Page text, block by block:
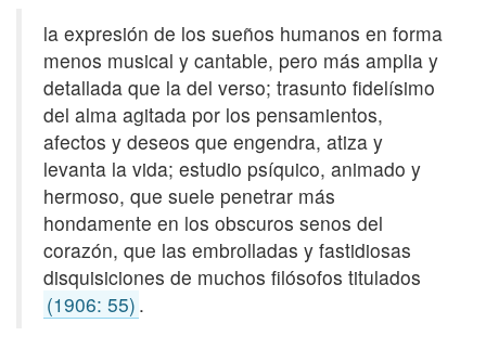
la expresión de los sueños humanos en forma
menos musical y cantable, pero más amplia y
detallada que la del verso; trasunto fidelísimo
del alma agitada por los pensamientos,
afectos y deseos que engendra, atiza y
levanta la vida; estudio psíquico, animado y
hermoso, que suele penetrar más
hondamente en los obscuros senos del
corazón, que las embrolladas y fastidiosas
disquisiciones de muchos filósofos titulados
(1906: 55) .